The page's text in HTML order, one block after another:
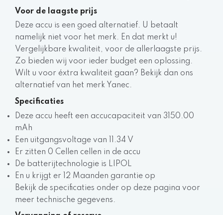
Voor de laagste prijs
Deze accu is een goed alternatief. U betaalt
namelijk niet voor het merk. En dat merkt u!
Vergelijkbare kwaliteit, voor de allerlaagste prijs.
Zo bieden wij voor ieder budget een oplossing.
Wilt u voor éxtra kwaliteit gaan? Bekijk dan ons
alternatief van het merk Yanec.
Specificaties
Deze accu heeft een accucapaciteit van 3150.00
mAh
Een uitgangsvoltage van 11.34 V
Er zitten 0 Cellen cellen in de accu
De batterijtechnologie is LIPOL
En u krijgt er 12 Maanden garantie op
Bekijk de specificaties onder op deze pagina voor
meer technische gegevens.